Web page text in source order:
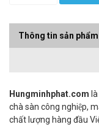
Thông tin sản phẩm
Hungminhphat.com
chà sàn công nghiệp,
chất lượng hàng đầu